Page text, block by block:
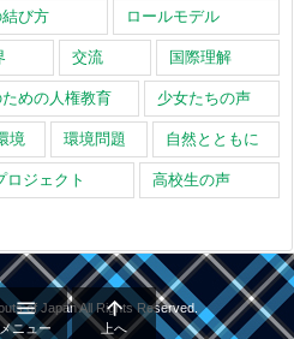
び方 ロールモデル
交流 国際理解
めの人権教育 少女たちの声
境 環境問題 自然とともに
ロジェクト 高校生の声
of JapanAll Rights Reserved.

メニュー

上へ